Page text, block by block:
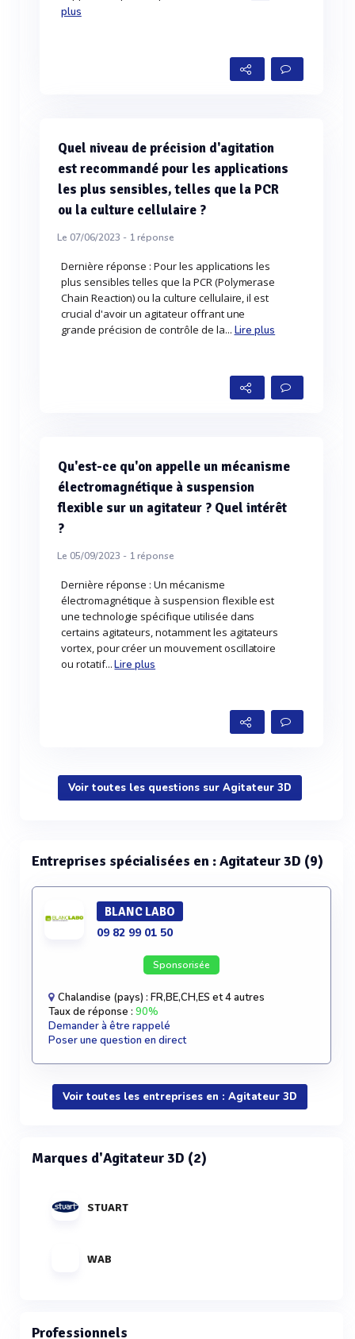
plus
Quel niveau de précision d'agitation
est recommandé pour les applications
les plus sensibles, telles que la PCR
ou la culture cellulaire ?
Le 07/06/2023 - 1réponse
Dernière réponse : Pour les applications les
plus sensibles telles que la PCR (Polymerase
Chain Reaction) ou la culture cellulaire, il est
crucial d'avoir un agitateur offrant une
grande précision de contrôle de la... Lire plus
Qu'est-ce qu'on appelle un mécanisme
électromagnétique à suspension
flexible sur un agitateur ? Quel intérêt
?
Le 05/09/2023 - 1réponse
Dernière réponse : Un mécanisme
électromagnétique à suspension flexible est
une technologie spécifique utilisée dans
certains agitateurs, notamment les agitateurs
vortex, pour créer un mouvement oscillatoire
ou rotatif...Lire plus
Voir toutes les questions sur Agitateur 3D
Entreprises spécialisées en : Agitateur 3D (9)
BLANC LABO
09 82 99 01 50
Sponsorisée
Chalandise (pays) : FR,BE,CH,ES et 4 autres
Taux de réponse : 90%
Demander à être rappelé
Poser une question en direct
Voir toutes les entreprises en : Agitateur 3D
Marques d'Agitateur 3D (2)
STUART
WAB
Professionnels